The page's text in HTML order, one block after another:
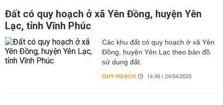
Đất có quy hoạch ở xã Yên Đồng, huyện Yên
Lạc, tỉnh Vĩnh Phúc
Các khu đất có quy hoạch ở xã Yên
Đồng, huyện Yên Lạc theo bản đồ
sử dụng đất.
QUY HOẠCH 14:46 | 24/04/2025